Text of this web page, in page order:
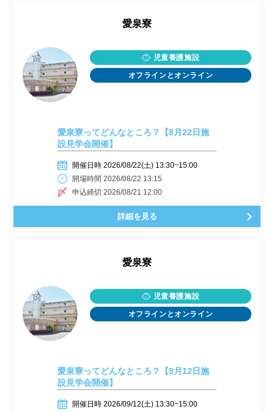
愛泉寮
児童養護施設
オフラインとオンライン
愛泉寮ってどんなところ？【8月22日施
設見学会開催】
開催日時 2026/08/22(土) 13:30~15:00
開場時間 2026/08/22 13:15
申込締切 2026/08/21 12:00
詳細を見る
愛泉寮
児童養護施設
オフラインとオンライン
愛泉寮ってどんなところ？【9月12日施
設見学会開催】
開催日時 2026/09/12(土) 13:30~15:00